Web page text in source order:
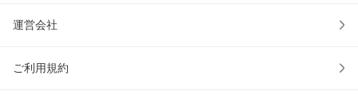
運営会社
ご利用規約